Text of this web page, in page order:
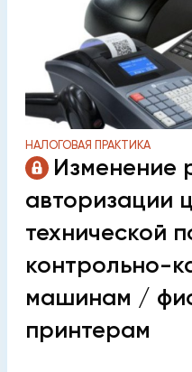
НАЛОГОВАЯ ПРАКТИКА
Изменение
авторизации
технической
контрольно-
машинам /
принтерам